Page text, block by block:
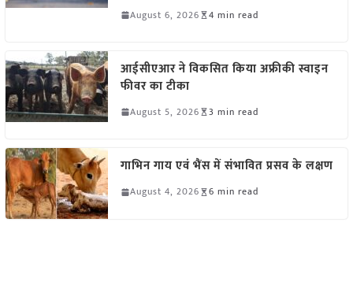
August 6, 2026 4 min read
आईसीएआर ने विकसित किया अफ्रीकी स्वाइन
फीवर का टीका
August 5, 2026 3 min read
गाभिन गाय एवं भैंस में संभावित प्रसव के लक्षण
August 4, 2026 6 min read